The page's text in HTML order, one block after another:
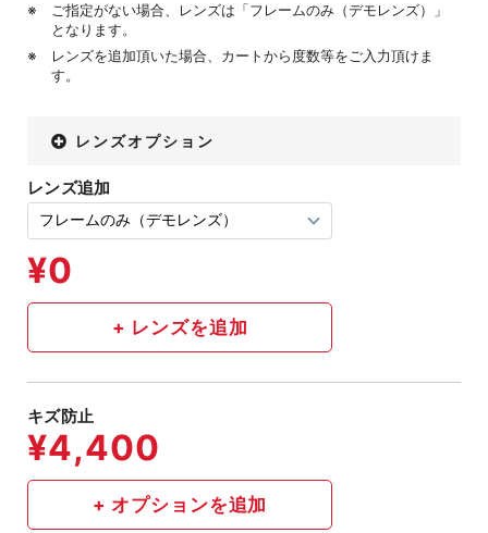
ご指定がない場合、レンズは「フレームのみ（デモレンズ）」
となります。
レンズを追加頂いた場合、カートから度数等をご入力頂けま
す。
レンズオプション
レンズ追加
キズ防止